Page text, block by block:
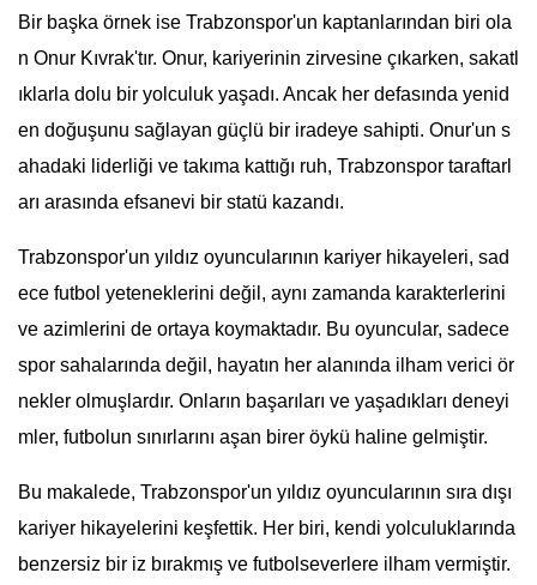
Bir başka örnek ise Trabzonspor'un kaptanlarından biri ola
n Onur Kıvrak'tır. Onur, kariyerinin zirvesine çıkarken, sakatl
ıklarla dolu bir yolculuk yaşadı. Ancak her defasında yenid
en doğuşunu sağlayan güçlü bir iradeye sahipti. Onur'un s
ahadaki liderliği ve takıma kattığı ruh, Trabzonspor taraftarl
arı arasında efsanevi bir statü kazandı.
Trabzonspor'un yıldız oyuncularının kariyer hikayeleri, sad
ece futbol yeteneklerini değil, aynı zamanda karakterlerini
ve azimlerini de ortaya koymaktadır. Bu oyuncular, sadece
spor sahalarında değil, hayatın her alanında ilham verici ör
nekler olmuşlardır. Onların başarıları ve yaşadıkları deneyi
mler, futbolun sınırlarını aşan birer öykü haline gelmiştir.
Bu makalede, Trabzonspor'un yıldız oyuncularının sıra dışı
kariyer hikayelerini keşfettik. Her biri, kendi yolculuklarında
benzersiz bir iz bırakmış ve futbolseverlere ilham vermiştir.